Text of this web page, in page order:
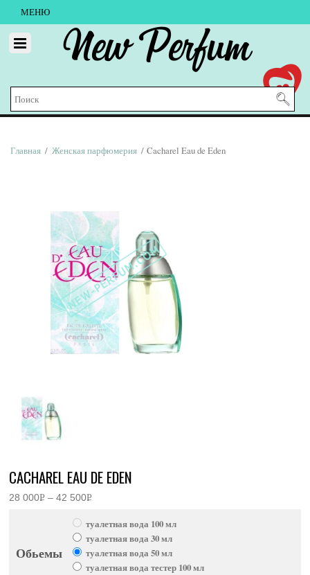
МЕНЮ
New Perfum
Главная / Женская парфюмерия / Cacharel Eau de Eden
CACHAREL EAU DE EDEN
28 000Р – 42 500Р
42Обьемы
туалетная вода 100 мл
туалетная вода 30 мл
туалетная вода 50 мл
туалетная вода тестер 100 мл